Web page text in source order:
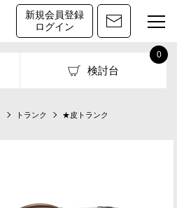
新規会員登録
ログイン
検討台
0
トランク ★皮トランク